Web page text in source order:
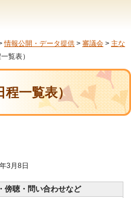
情報公開・データ提供 > 審議会 > 主な
覧表）
程一覧表）
3月8日
傍聴・問い合わせなど